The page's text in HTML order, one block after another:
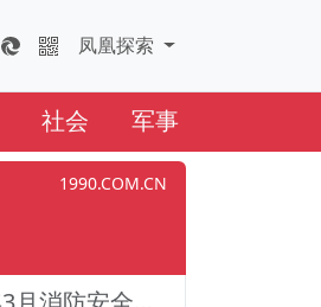
FHTS.CN
凤凰探索 凤凰云全球互联网
社会 军事
1990.COM.CN